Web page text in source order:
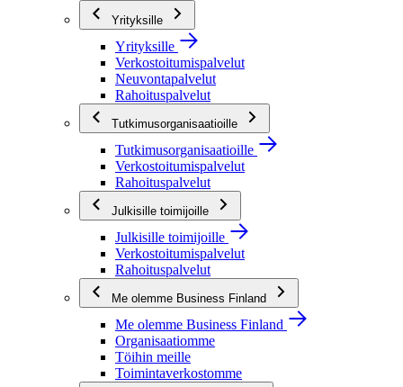
Yrityksille
Yrityksille
Verkostoitumispalvelut
Neuvontapalvelut
Rahoituspalvelut
Tutkimusorganisaatioille
Tutkimusorganisaatioille
Verkostoitumispalvelut
Rahoituspalvelut
Julkisille toimijoille
Julkisille toimijoille
Verkostoitumispalvelut
Rahoituspalvelut
Me olemme Business Finland
Me olemme Business Finland
Organisaatiomme
Töihin meille
Toimintaverkostomme